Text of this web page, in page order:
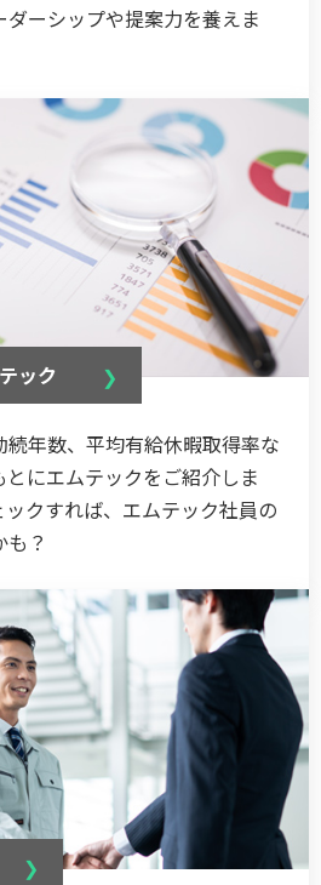
ーシップや提案力を養えま
ック
年数、平均有給休暇取得率な
にエムテックをご紹介しま
クすれば、エムテック社員の
？